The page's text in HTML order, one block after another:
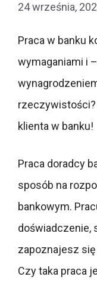
24 września,
Praca w banku
wymaganiami i
rzeczywistości?
klienta w banku!
Praca doradcy
sposób na
bankowym.
doświadczenie,
zapoznajesz się
Czy taka praca